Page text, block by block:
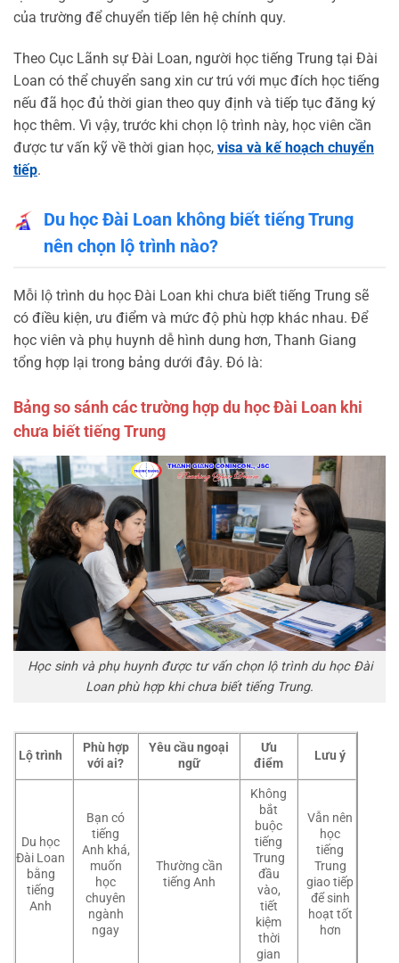
của trường để chuyển tiếp lên hệ chính quy.
Theo Cục Lãnh sự Đài Loan, người học tiếng Trung tại Đài
Loan có thể chuyển sang xin cư trú với mục đích học tiếng
nếu đã học đủ thời gian theo quy định và tiếp tục đăng ký
học thêm. Vì vậy, trước khi chọn lộ trình này, học viên cần
được tư vấn kỹ về thời gian học, visa và kế hoạch chuyển
tiếp.
Du học Đài Loan không biết tiếng Trung
nên chọn lộ trình nào?
Mỗi lộ trình du học Đài Loan khi chưa biết tiếng Trung sẽ
có điều kiện, ưu điểm và mức độ phù hợp khác nhau. Để
học viên và phụ huynh dễ hình dung hơn, Thanh Giang
tổng hợp lại trong bảng dưới đây. Đó là:
Bảng so sánh các trường hợp du học Đài Loan khi
chưa biết tiếng Trung
Học sinh và phụ huynh được tư vấn chọn lộ trình du học Đài
Loan phù hợp khi chưa biết tiếng Trung.
Lộ trình
Phù hợp
với ai?
Yêu cầu ngoại
ngữ
Ưu
điểm
Lưu ý
Du học
Đài Loan
bằng
tiếng
Anh
Bạn có
tiếng
Anh khá,
muốn
học
chuyên
ngành
ngay
Thường cần
tiếng Anh
Không
bắt
buộc
tiếng
Trung
đầu
vào,
tiết
kiệm
thời
gian
Vẫn nên
học
tiếng
Trung
giao tiếp
để sinh
hoạt tốt
hơn